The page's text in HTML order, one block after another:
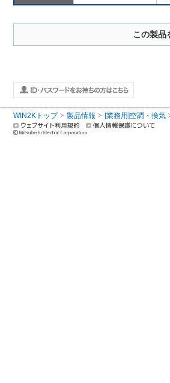
この製品
WIN2Kトップ 製品情報 [業務用]空調・換気